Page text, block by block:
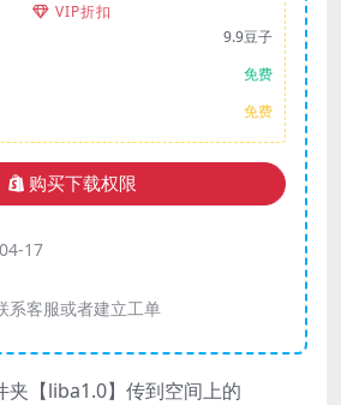
VIP折扣
9.9豆子
免费
免费
购买下载权限
17
系客服或者建立工单
夹【liba1.0】传到空间上的